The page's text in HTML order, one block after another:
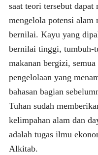
saat teori tersebut
mengelola potensi alam
bernilai. Kayu yang
bernilai tinggi, tumbuh-
makanan bergizi,
pengelolaan yang
bahasan bagian
Tuhan sudah
kelimpahan alam dan
adalah tugas ilmu
Alkitab.